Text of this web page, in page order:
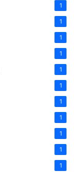
1
1
1
1
1
1
1
1
1
1
1